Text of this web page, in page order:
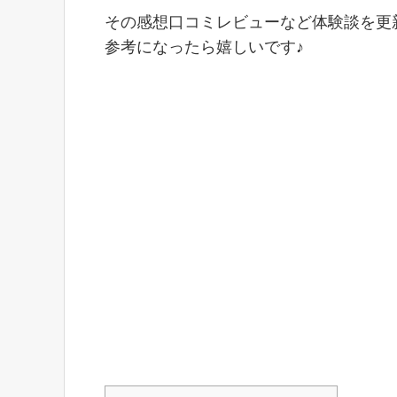
その感想口コミレビューなど体験談を
参考になったら嬉しいです♪